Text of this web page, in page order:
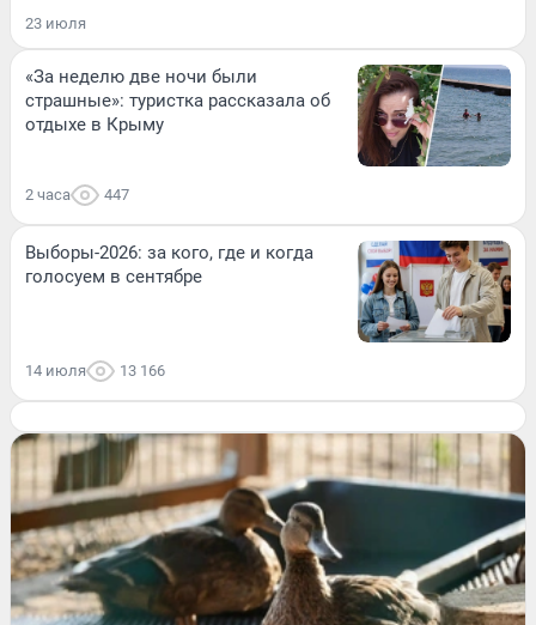
23 июля
«За неделю две ночи были
страшные»: туристка рассказала об
отдыхе в Крыму
2 часа 447
Выборы-2026: за кого, где и когда
голосуем в сентябре
14 июля 13 166